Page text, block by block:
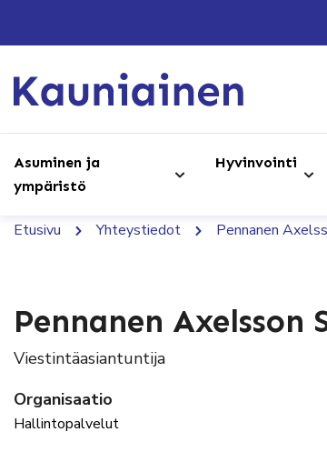
Asuminen ja
ympäristö
Hyvinvointi
Etusivu Yhteystiedot Pennanen
Pennanen Axelsson
Viestintäasiantuntija
Organisaatio
Hallintopalvelut